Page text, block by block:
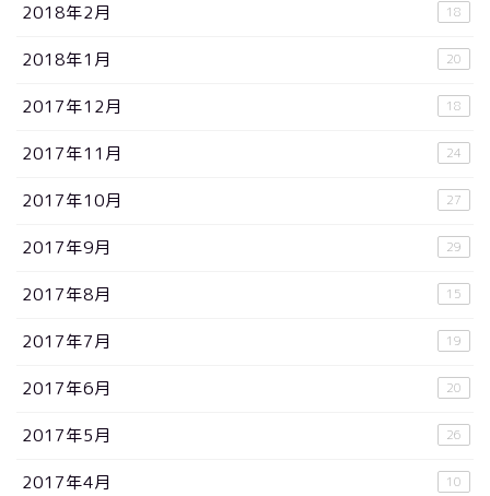
2018年2月 18
2018年1月 20
2017年12月 18
2017年11月 24
2017年10月 27
2017年9月 29
2017年8月 15
2017年7月 19
2017年6月 20
2017年5月 26
2017年4月 10